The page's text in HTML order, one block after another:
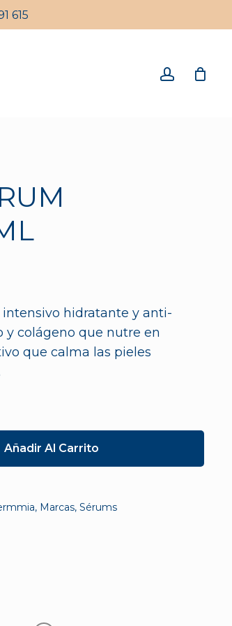
615
account
Close
intensivo hidratante y anti-
y colágeno que nutre en
que calma las pieles
Añadir Al Carrito
, Marcas,Sérums